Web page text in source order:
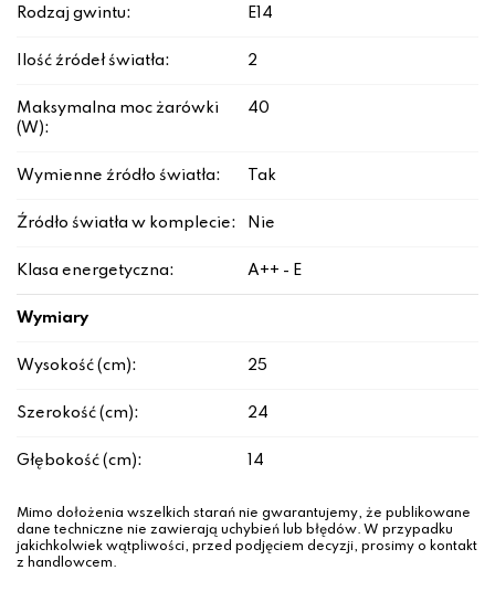
Rodzaj gwintu: E14
Ilość źródeł światła: 2
Maksymalna moc żarówki
(W):
40
Wymienne źródło światła: Tak
Źródło światła w komplecie: Nie
Klasa energetyczna: A++ - E
Wymiary
Wysokość (cm): 25
Szerokość (cm): 24
Głębokość (cm): 14
Mimo dołożenia wszelkich starań nie gwarantujemy, że publikowane
dane techniczne nie zawierają uchybień lub błędów. W przypadku
jakichkolwiek wątpliwości, przed podjęciem decyzji, prosimy o kontakt
z handlowcem.